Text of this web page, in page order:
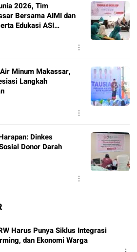
2026, Tim
Bersama AIMI dan
Edukasi ASI
Minum Makassar,
Langkah
Dinkes
Donor Darah
Harus Punya Siklus Integrasi
dan Ekonomi Warga